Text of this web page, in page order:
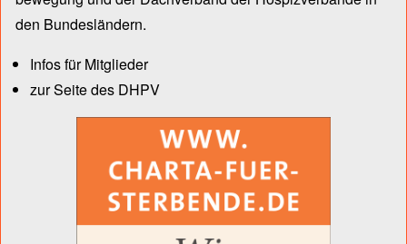
den Bun­des­län­dern.
Infos für Mitglieder
zur Seite des DHPV